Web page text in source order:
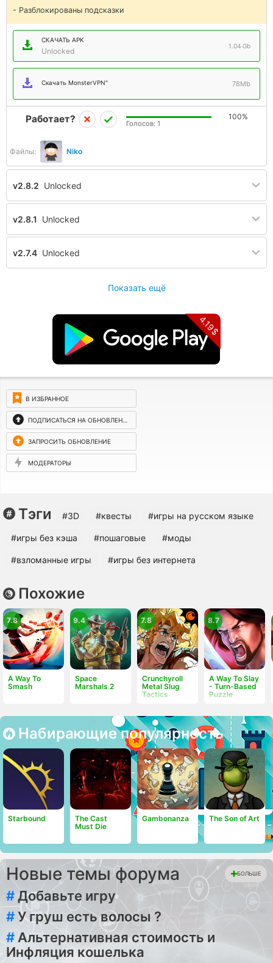
- Разблокированы подсказки
СКАЧАТЬ APK
Unlocked
1.04 Gb
Скачать MonsterVPN" 78Mb
Файлы: Niko
Работает? 100%
Голосов: 1
v2.8.2 Unlocked
v2.8.1 Unlocked
v2.7.4 Unlocked
Показать ещё
4.19$
В ИЗБРАННОЕ
ПОДПИСАТЬСЯ НА ОБНОВЛЕНИЯ
ЗАПРОСИТЬ ОБНОВЛЕНИЕ
МОДЕРАТОРЫ
Тэги #3D #квесты #игры на русском языке
#игры без кэша #пошаговые #моды
#взломанные игры #игры без интернета
Похожие
A Way To
Smash
7.8
Space
Marshals 2
9.4
Crunchyroll
Metal Slug
Tactics
7.8
A Way To Slay
- Turn-Based
Puzzle
8.7
Набирающие популярность
Starbound
The Cast
Must Die
Gambonanza The Son of Art
Новые темы форума БОЛЬШЕ
#Добавьте игру
#У груш есть волосы ?
# Альтернативная стоимость и
Инфляция кошелька